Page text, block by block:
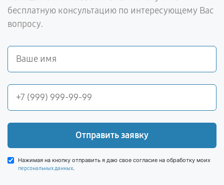
бесплатную консультацию по интересующему Вас
вопросу.
Отправить заявку
Нажимая на кнопку отправить я даю свое согласие на обработку моих
персональных данных.